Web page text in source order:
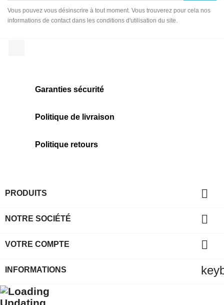
Vous pouvez vous désinscrire à tout moment. Vous trouverez pour cela nos
informations de contact dans les conditions d'utilisation du site.
Garanties sécurité
Politique de livraison
Politique retours
PRODUITS 
NOTRE SOCIÉTÉ 
VOTRE COMPTE 
INFORMATIONS